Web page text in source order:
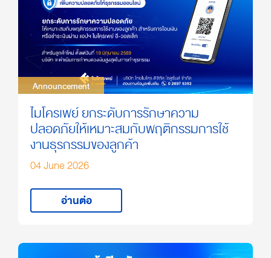
Announcement
Announcement
ไมโครเพย์ ยกระดับการรักษาความ
ปลอดภัยให้เหมาะสมกับพฤติกรรมการใช้
งานธุรกรรมของลูกค้า
04 June 2026
อ่านต่อ